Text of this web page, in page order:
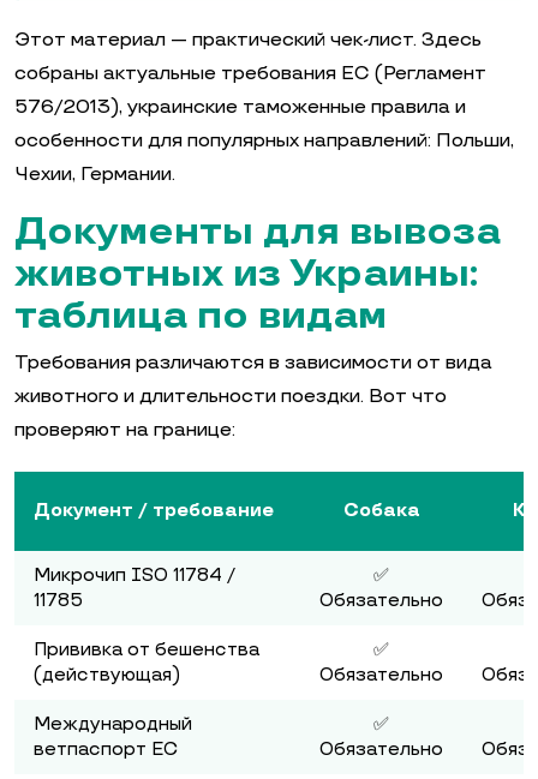
Этот материал — практический чек-лист. Здесь
собраны актуальные требования ЕС (Регламент
576/2013), украинские таможенные правила и
особенности для популярных направлений: Польши,
Чехии, Германии.
Документы для вывоза
животных из Украины:
таблица по видам
Требования различаются в зависимости от вида
животного и длительности поездки. Вот что
проверяют на границе:
Документ / требование Собака
Микрочип ISO 11784 /
11785
✅
Обязательно
Прививка от бешенства
(действующая)
✅
Обязательно
Международный
ветпаспорт ЕС
✅
Обязательно